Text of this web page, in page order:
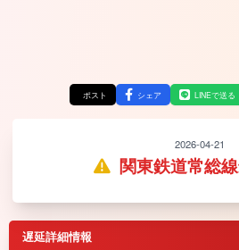
ポスト シェア LINEで送る
2026-04-21
関東鉄道常総
遅延詳細情報